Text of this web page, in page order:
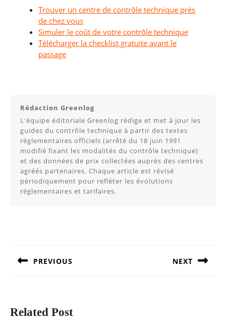
Trouver un centre de contrôle technique près
de chez vous
Simuler le coût de votre contrôle technique
Télécharger la checklist gratuite avant le
passage
Rédaction Greenlog
L'équipe éditoriale Greenlog rédige et met à jour les
guides du contrôle technique à partir des textes
réglementaires officiels (arrêté du 18 juin 1991
modifié fixant les modalités du contrôle technique)
et des données de prix collectées auprès des centres
agréés partenaires. Chaque article est révisé
périodiquement pour refléter les évolutions
réglementaires et tarifaires.
l’articlePREVIOUS NEXT
Related Post